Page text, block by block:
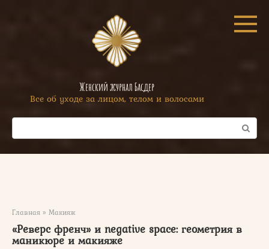
Женский журнал Басдер
Все об уходе за лицом, телом и волосами
Поиск:
Главная » Макияж
«Реверс френч» и negative space: геометрия в
маникюре и макияже